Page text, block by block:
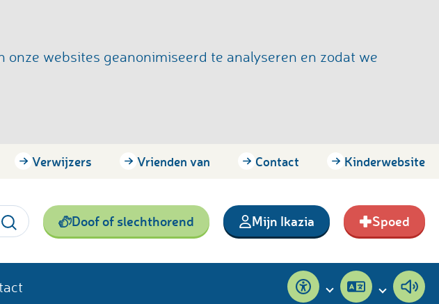
websites geanonimiseerd te analyseren en zodat we
Verwijzers Vrienden van Contact Kinderwebsite
Doof of slechthorend Mijn Ikazia Spoed
Toegankelijkheid
Pagina